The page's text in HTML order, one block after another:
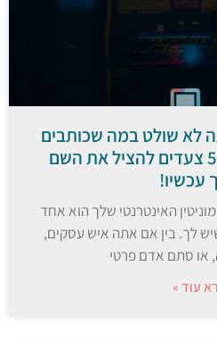
לא שולט במה שכותבים
עליך באינטרנט – ו-5 צעדים להציל את השם
עכשיו!
האינטרנטי שלך הוא אחד
לך. בין אם אתה איש עסקים,
או סתם אדם פרטי
עוד »